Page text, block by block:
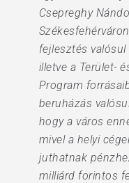
Csepreghy
fejlesztés
illetve a Terület-
Program
beruházás
hogy a város
mivel a helyi
juthatnak
milliárd forintos